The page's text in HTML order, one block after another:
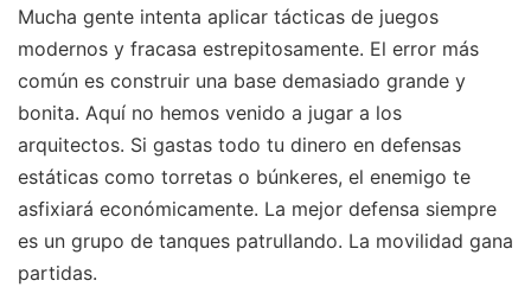
Mucha gente intenta aplicar tácticas de juegos
modernos y fracasa estrepitosamente. El error más
común es construir una base demasiado grande y
bonita. Aquí no hemos venido a jugar a los
arquitectos. Si gastas todo tu dinero en defensas
estáticas como torretas o búnkeres, el enemigo te
asfixiará económicamente. La mejor defensa siempre
es un grupo de tanques patrullando. La movilidad gana
partidas.